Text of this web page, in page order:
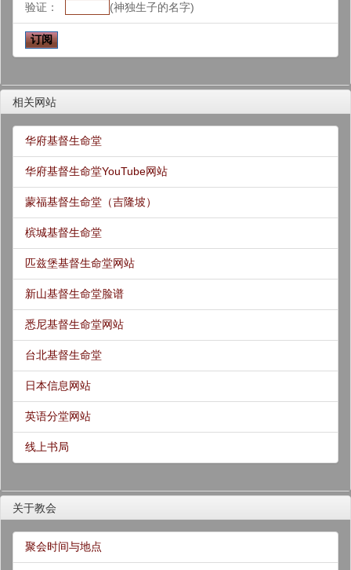
验证： (神独生子的名字)
相关网站
华府基督生命堂
华府基督生命堂YouTube网站
蒙福基督生命堂（吉隆坡）
槟城基督生命堂
匹兹堡基督生命堂网站
新山基督生命堂脸谱
悉尼基督生命堂网站
台北基督生命堂
日本信息网站
英语分堂网站
线上书局
关于教会
聚会时间与地点